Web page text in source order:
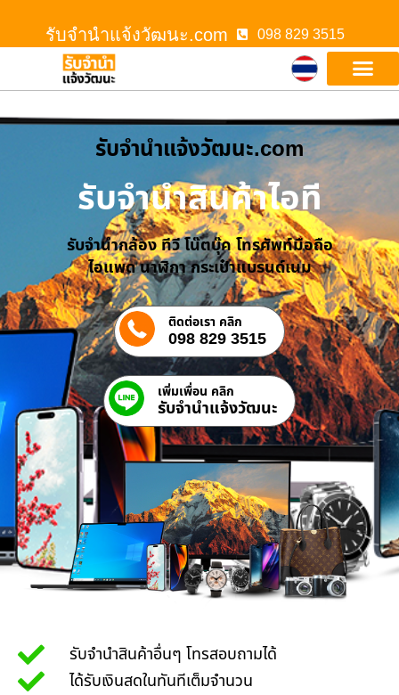
รับจํานําแจ้งวัฒนะ.com 098 829 3515
รับจํานําแจ้งวัฒนะ.com
รับจำนำสินค้าไอที
รับจำนำกล้อง ทีวี โน๊ตบุ๊ค โทรศัพท์มือถือ
ไอแพด นาฬิกา กระเป๋าแบรนด์เนม
ติดต่อเรา คลิก
098 829 3515
เพิ่มเพื่อน คลิก
รับจํานําแจ้งวัฒนะ
รับจำนำสินค้าอื่นๆ โทรสอบถามได้
ได้รับเงินสดในทันทีเต็มจำนวน